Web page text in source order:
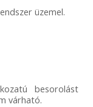
üzemel.
besorolást
várható.